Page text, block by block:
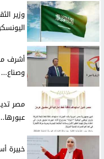
وزير
أشرف
وصناع...
مصر
خبيرة